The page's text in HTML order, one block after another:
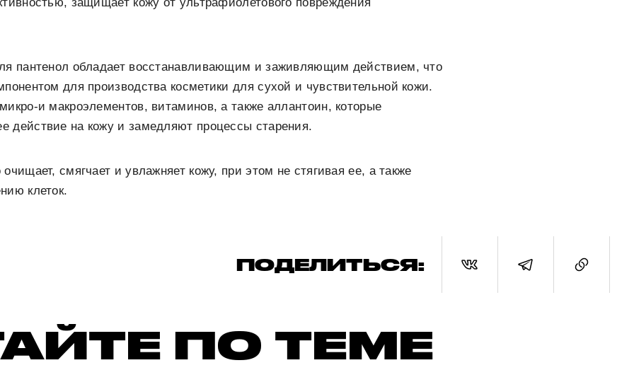
пантенол обладает восстанавливающим и заживляющим действием, что
для производства косметики для сухой и чувствительной кожи.
и макроэлементов, витаминов, а также аллантоин, которые
действие на кожу и замедляют процессы старения.
смягчает и увлажняет кожу, при этом не стягивая ее, а также
клеток.
ПОДЕЛИТЬСЯ:
ПО ТЕМЕ